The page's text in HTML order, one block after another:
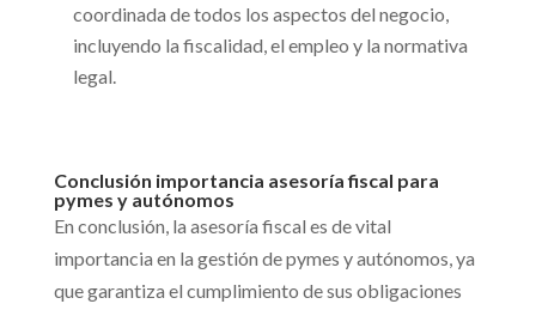
coordinada de todos los aspectos del negocio,
incluyendo la fiscalidad, el empleo y la normativa
legal.
Conclusión importancia asesoría fiscal para
pymes y autónomos
En conclusión, la asesoría fiscal es de vital
importancia en la gestión de pymes y autónomos, ya
que garantiza el cumplimiento de sus obligaciones